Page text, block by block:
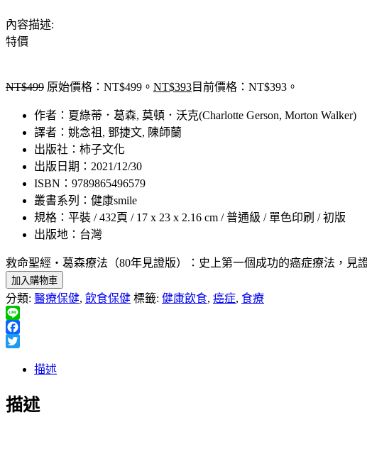
內容描述:
特價
NT$499 原始價格：NT$499。 NT$393目前價格：NT$393。
作者：夏綠蒂．葛森, 莫頓．沃克(Charlotte Gerson, Morton Walker)
譯者：姚念祖, 鄧捷文, 陳師蘭
出版社：柿子文化
出版日期：2021/12/30
ISBN：9789865496579
叢書系列：健康smile
規格：平裝 / 432頁 / 17 x 23 x 2.16 cm / 普通級 / 單色印刷 / 初版
出版地：台灣
救命聖經‧葛森療法（80年見證版）：史上第一個成功的癌症療法，見證
加入購物車
分類: 醫療保健, 飲食保健 標籤: 健康飲食, 癌症, 食療
Line
Facebook
描述
描述